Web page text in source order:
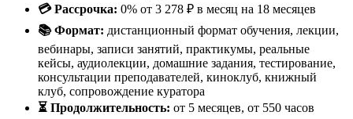
💳 Рассрочка: 0% от 3 278 ₽ в месяц на 18 месяцев
📚 Формат: дистанционный формат обучения, лекции,
вебинары, записи занятий, практикумы, реальные
кейсы, аудиолекции, домашние задания, тестирование,
консультации преподавателей, киноклуб, книжный
клуб, сопровождение куратора
⏳ Продолжительность: от 5 месяцев, от 550 часов